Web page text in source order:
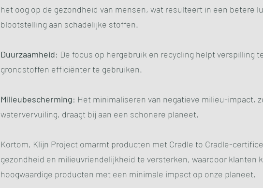
het oog op de gezondheid van mensen, wat resulteert in een betere
blootstelling aan schadelijke stoffen.
Duurzaamheid: De focus op hergebruik en recycling helpt verspilling
grondstoffen efficiënter te gebruiken.
Milieubescherming: Het minimaliseren van negatieve milieu-impact,
watervervuiling, draagt bij aan een schonere planeet.
Kortom, Klijn Project omarmt producten met Cradle to Cradle-
gezondheid en milieuvriendelijkheid te versterken, waardoor klanten
hoogwaardige producten met een minimale impact op onze planeet.